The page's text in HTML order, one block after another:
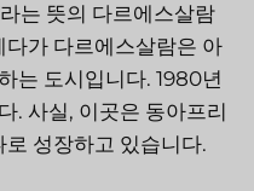
는 뜻의 다르에스살람
가 다르에스살람은 아
는 도시입니다. 1980년
. 사실, 이곳은 동아프리
성장하고 있습니다.